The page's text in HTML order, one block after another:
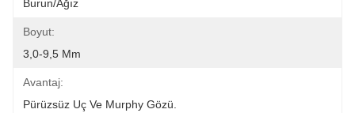
Burun/Ağız
Boyut:
3,0-9,5 Mm
Avantaj:
Pürüzsüz Uç Ve Murphy Gözü.